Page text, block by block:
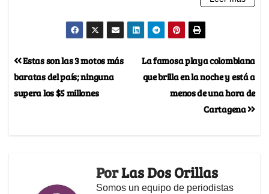
La famosa playa colombiana
que brilla en la noche y está a
menos de una hora de
Cartagena
Estas son las 3 motos más
baratas del país; ninguna
supera los $5 millones
PorLas Dos Orillas
Somos un equipo de periodistas